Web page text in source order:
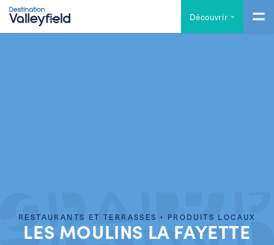
Accéder au contenu principal
Découvrir
RESTAURANTS ET TERRASSES • PRODUITS LOCAUX
LES MOULINS LA FAYETTE